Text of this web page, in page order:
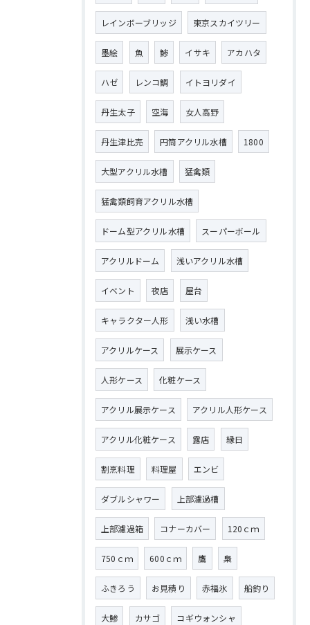
レインボーブリッジ 東京スカイツリー
墨絵 魚 鯵 イサキ アカハタ
ハゼ レンコ鯛 イトヨリダイ
丹生太子 空海 女人高野
丹生津比売 円筒アクリル水槽 1800
大型アクリル水槽 猛禽類
猛禽類飼育アクリル水槽
ドーム型アクリル水槽 スーパーボール
アクリルドーム 浅いアクリル水槽
イベント 夜店 屋台
キャラクター人形 浅い水槽
アクリルケース 展示ケース
人形ケース 化粧ケース
アクリル展示ケース アクリル人形ケース
アクリル化粧ケース 露店 縁日
割烹料理 料理屋 エンビ
ダブルシャワー 上部濾過槽
上部濾過箱 コナーカバー 120ｃｍ
750ｃｍ 600ｃｍ 鷹 梟
ふきろう お見積り 赤福氷 船釣り
大鯵 カサゴ コギウォンシャ